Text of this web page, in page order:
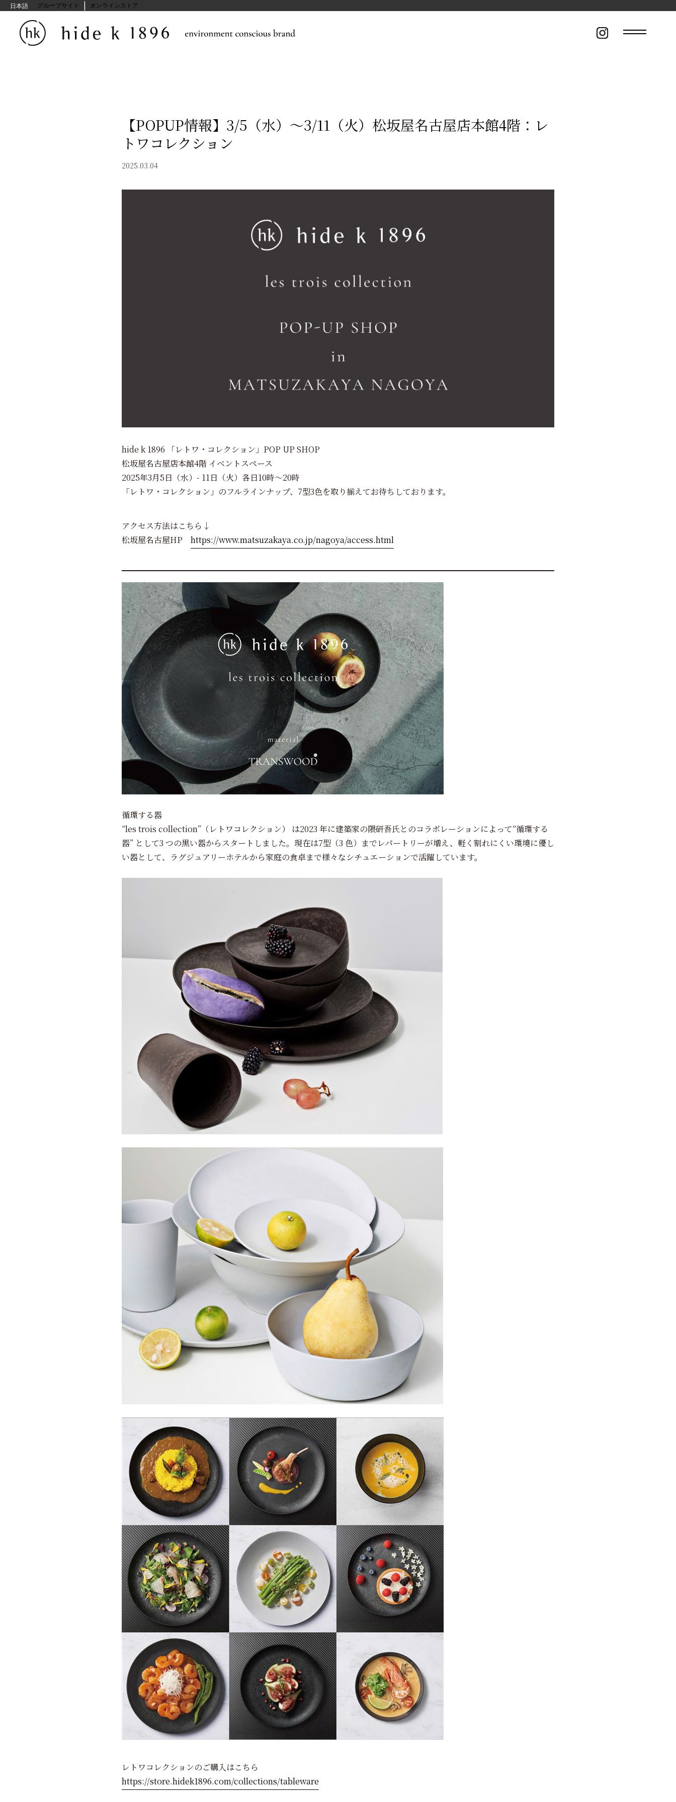
hide kasuga グループサイト | オンラインストア
【POPUP情報】3/5（水）～3/11（火）松坂屋名古屋店本館4階：レ
トワコレクション
2025.03.04
hide k 1896 「レトワ・コレクション」POP UP SHOP
松坂屋名古屋店本館4階 イベントスペース
2025年3月5日（水）- 11日（火）各日10時〜20時
「レトワ・コレクション」のフルラインナップ、7型3色を取り揃えてお待ちしております。
アクセス方法はこちら↓
松坂屋名古屋HP https://www.matsuzakaya.co.jp/nagoya/access.html
循環する器
“les trois collection”（レトワコレクション） は2023 年に建築家の隈研吾氏とのコラボレーションによって“循環する
器” として3 つの黒い器からスタートしました。現在は7型（3 色）までレパートリーが増え、軽く割れにくい環境に優し
い器として、ラグジュアリーホテルから家庭の食卓まで様々なシチュエーションで活躍しています。
レトワコレクションのご購入はこちら
https://store.hidek1896.com/collections/tableware
日本語